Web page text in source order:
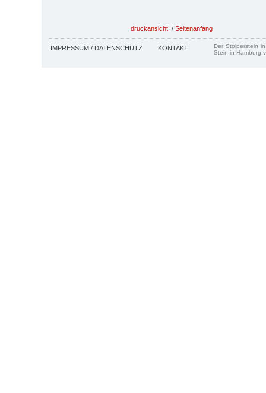
druckansicht / Seitenanfang
IMPRESSUM / DATENSCHUTZ KONTAKT
Der Stolperstein
Stein in Hamburg